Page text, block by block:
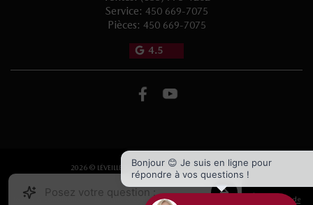
Service: 450 669-7075
Pièces: 450 669-7075
4.5
2026 © LÉVEILLÉ MAZDA LAVAL| Tous droits réservés.
Termes & conditions |Politique et confidentialité | | Politique de
Bonjour 😊 Je suis en ligne pour
répondre à vos questions !